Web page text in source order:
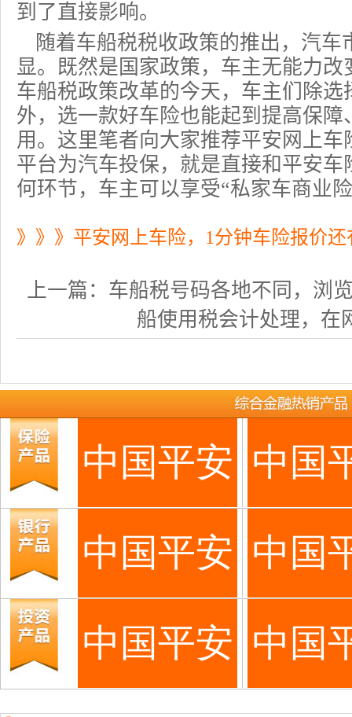
到了直接影响。
随着车船税税收政策的推出，汽车
显。既然是国家政策，车主无能力
车船税政策改革的今天，车主们除
外，选一款好车险也能起到提高保
用。这里笔者向大家推荐平安网上
平台为汽车投保，就是直接和平安车
何环节，车主可以享受“私家车商业险
》》》平安网上车险，1分钟车险报价
上一篇： 车船税号码各地不同，浏
船使用税会计处理，在